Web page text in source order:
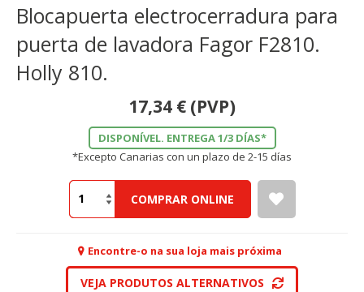
Blocapuerta electrocerradura para
puerta de lavadora Fagor F2810.
Holly 810.
17,34 € (PVP)
DISPONÍVEL. ENTREGA 1/3 DÍAS*
*Excepto Canarias con un plazo de 2-15 días
COMPRAR ONLINE
Encontre-o na sua loja mais próxima
VEJA PRODUTOS ALTERNATIVOS